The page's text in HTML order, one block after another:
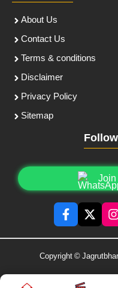
About Us
Contact Us
Terms & conditions
Disclaimer
Privacy Policy
Sitemap
Join
Copyright ©